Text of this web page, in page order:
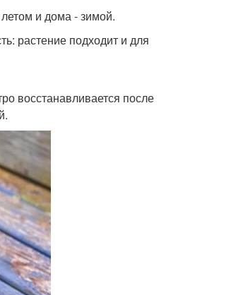
и дома - зимой.
растение подходит и для
восстанавливается после